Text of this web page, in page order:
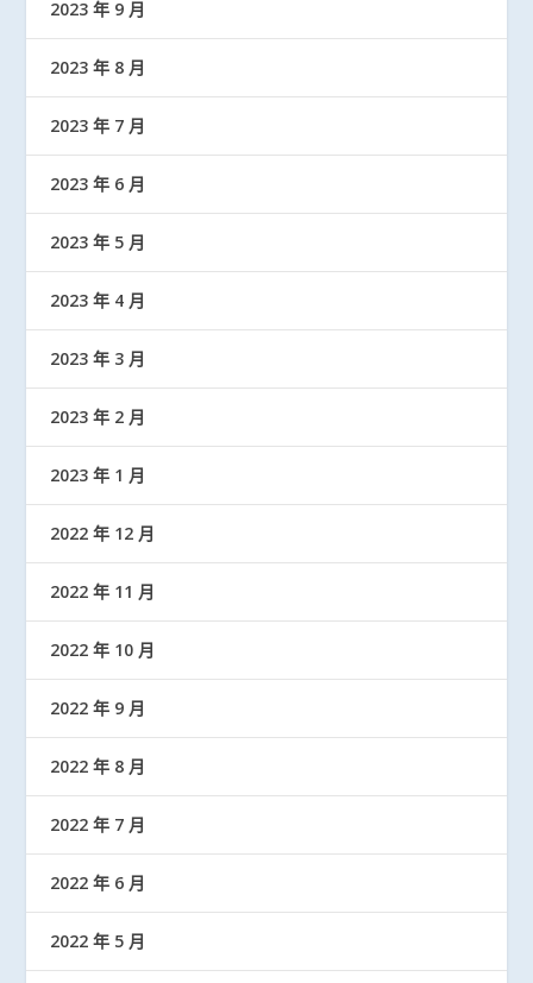
2023 年 9 月
2023 年 8 月
2023 年 7 月
2023 年 6 月
2023 年 5 月
2023 年 4 月
2023 年 3 月
2023 年 2 月
2023 年 1 月
2022 年 12 月
2022 年 11 月
2022 年 10 月
2022 年 9 月
2022 年 8 月
2022 年 7 月
2022 年 6 月
2022 年 5 月